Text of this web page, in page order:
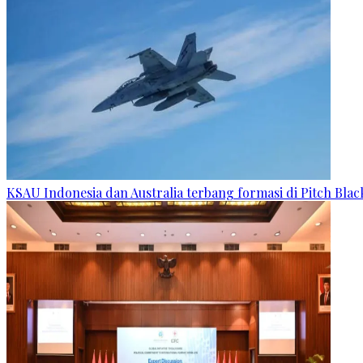
KSAU Indonesia dan Australia terbang formasi di Pitch